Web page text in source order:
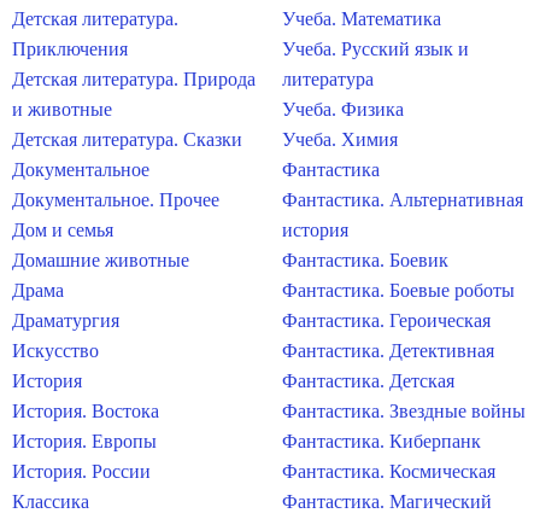
Детская литература.
Приключения
Детская литература. Природа
и животные
Детская литература. Сказки
Документальное
Документальное. Прочее
Дом и семья
Домашние животные
Драма
Драматургия
Искусство
История
История. Востока
История. Европы
История. России
Классика
Учеба. Математика
Учеба. Русский язык и
литература
Учеба. Физика
Учеба. Химия
Фантастика
Фантастика. Альтернативная
история
Фантастика. Боевик
Фантастика. Боевые роботы
Фантастика. Героическая
Фантастика. Детективная
Фантастика. Детская
Фантастика. Звездные войны
Фантастика. Киберпанк
Фантастика. Космическая
Фантастика. Магический